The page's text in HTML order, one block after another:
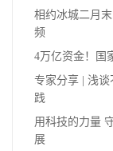
相约冰城二月
频
4万亿资金！国
专家分享 | 浅
践
用科技的力量
展